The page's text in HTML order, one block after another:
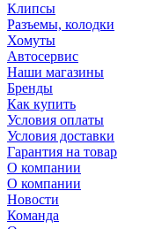
Клипсы
Разъемы, колодки
Хомуты
Автосервис
Наши магазины
Бренды
Как купить
Условия оплаты
Условия доставки
Гарантия на товар
О компании
О компании
Новости
Команда